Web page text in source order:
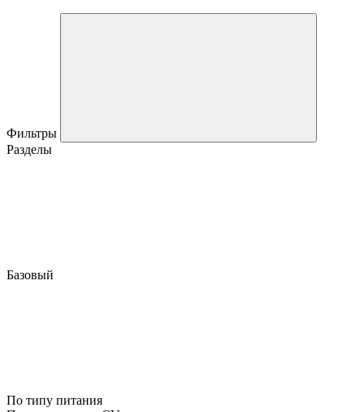
Фильтры
Разделы
Базовый
По типу питания